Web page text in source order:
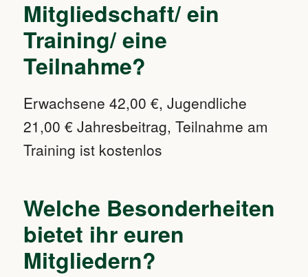
Mitgliedschaft/ ein
Training/ eine
Teilnahme?
Erwachsene 42,00 €, Jugendliche
21,00 € Jahresbeitrag, Teilnahme am
Training ist kostenlos
Welche Besonderheiten
bietet ihr euren
Mitgliedern?